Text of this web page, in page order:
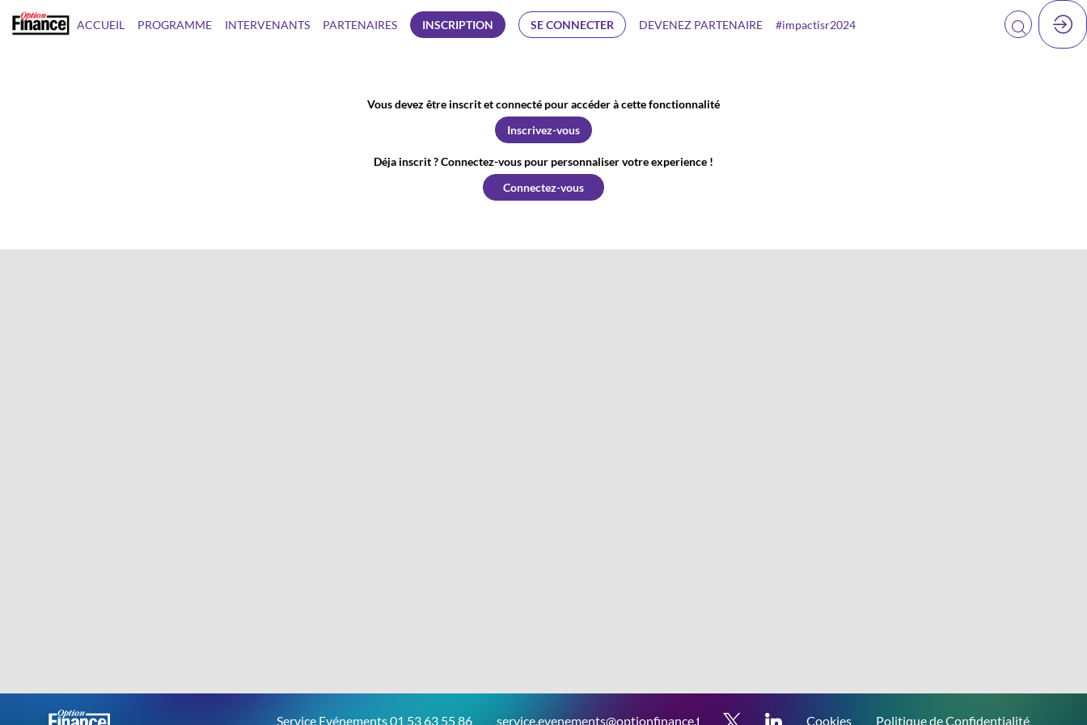
ACCUEIL PROGRAMME INTERVENANTS PARTENAIRES INSCRIPTION SE CONNECTER DEVENEZ PARTENAIRE #impactisr2024
Vous devez être inscrit et connecté pour accéder à cette fonctionnalité
Inscrivez-vous
Déja inscrit ? Connectez-vous pour personnaliser votre experience !
Connectez-vous
Service Evénements 01 53 63 55 86 service.evenements@optionfinance.fr Cookies Politique de Confidentialité